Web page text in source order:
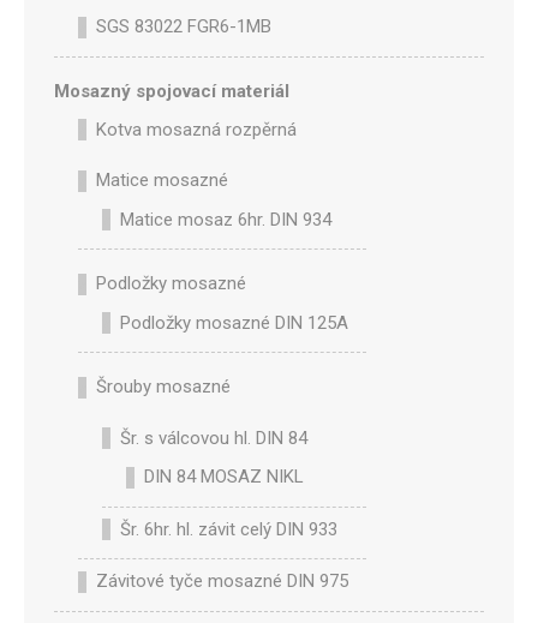
SGS 83022 FGR6-1MB
Mosazný spojovací materiál
Kotva mosazná rozpěrná
Matice mosazné
Matice mosaz 6hr. DIN 934
Podložky mosazné
Podložky mosazné DIN 125A
Šrouby mosazné
Šr. s válcovou hl. DIN 84
DIN 84 MOSAZ NIKL
Šr. 6hr. hl. závit celý DIN 933
Závitové tyče mosazné DIN 975